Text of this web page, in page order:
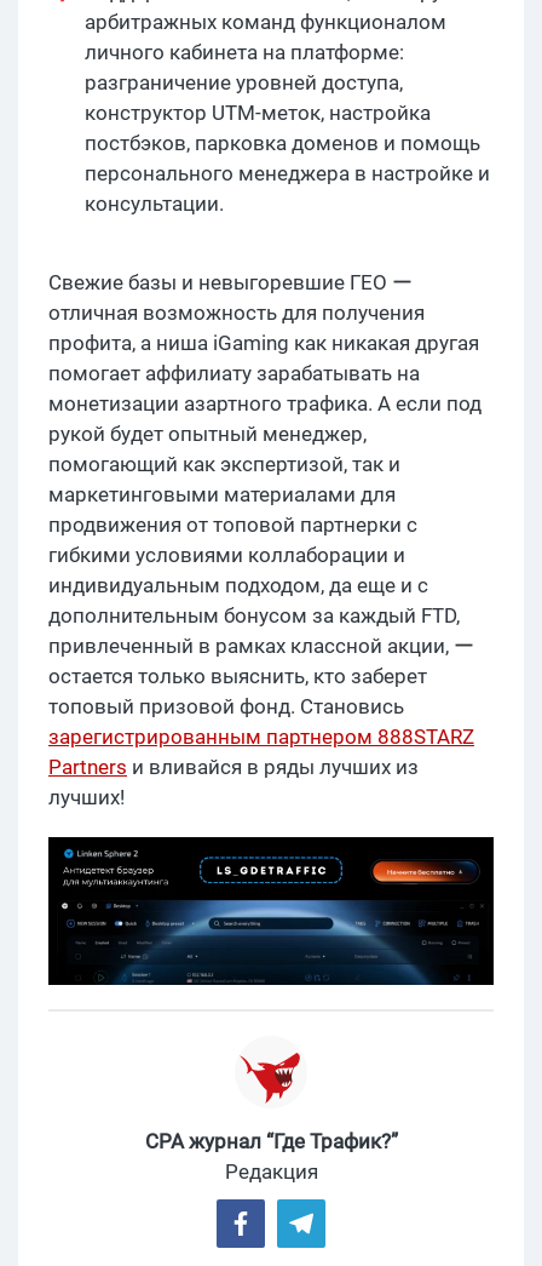
арбитражных команд функционалом
личного кабинета на платформе:
разграничение уровней доступа,
конструктор UTM-меток, настройка
постбэков, парковка доменов и помощь
персонального менеджера в настройке и
консультации.
Свежие базы и невыгоревшие ГЕО ー
отличная возможность для получения
профита, а ниша iGaming как никакая другая
помогает аффилиату зарабатывать на
монетизации азартного трафика. А если под
рукой будет опытный менеджер,
помогающий как экспертизой, так и
маркетинговыми материалами для
продвижения от топовой партнерки с
гибкими условиями коллаборации и
индивидуальным подходом, да еще и с
дополнительным бонусом за каждый FTD,
привлеченный в рамках классной акции, ー
остается только выяснить, кто заберет
топовый призовой фонд. Становись
зарегистрированным партнером 888STARZ
Partners и вливайся в ряды лучших из
лучших!
CPA журнал “Где Трафик?”
Редакция